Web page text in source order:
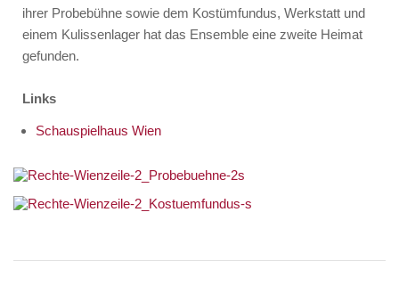
ihrer Probebühne sowie dem Kostümfundus, Werkstatt und
einem Kulissenlager hat das Ensemble eine zweite Heimat
gefunden.
Links
Schauspielhaus Wien